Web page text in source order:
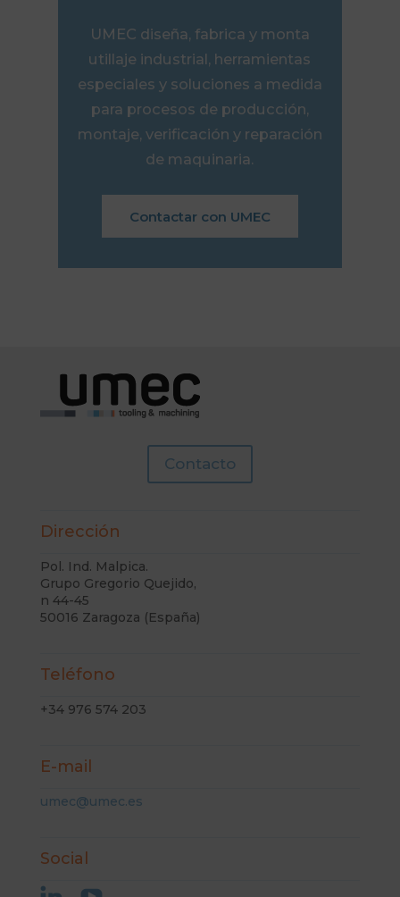
UMEC diseña, fabrica y monta
utillaje industrial, herramientas
especiales y soluciones a medida
para procesos de producción,
montaje, verificación y reparación
de maquinaria.
Contactar con UMEC
Contacto
Dirección
Pol. Ind. Malpica.
Grupo Gregorio Quejido,
n 44-45
50016 Zaragoza (España)
Teléfono
+34 976 574 203
E-mail
umec@umec.es
Social